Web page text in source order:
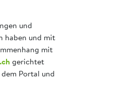
und
haben und mit
mit
gerichtet
Portal und